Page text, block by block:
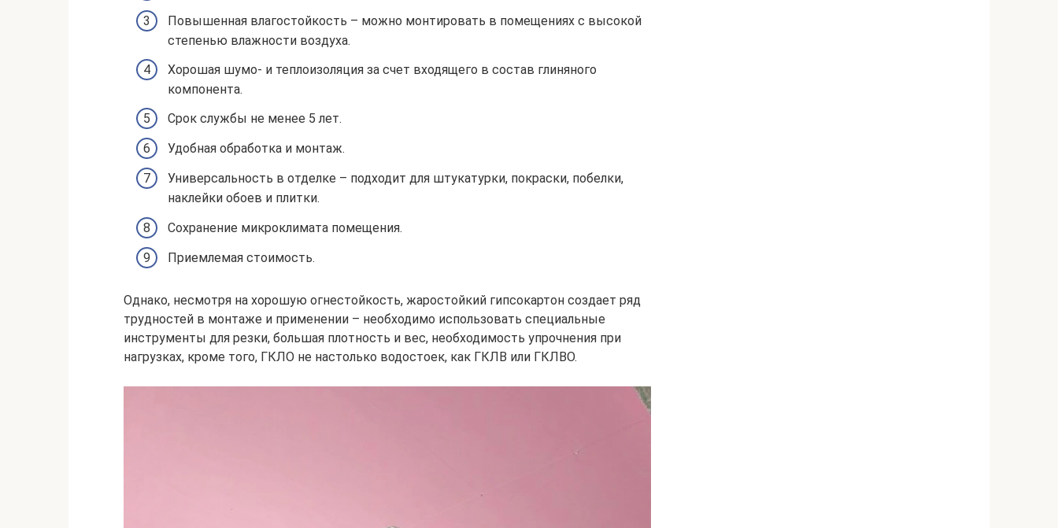
Повышенная влагостойкость – можно монтировать в помещениях с высокой
степенью влажности воздуха.
Хорошая шумо- и теплоизоляция за счет входящего в состав глиняного
компонента.
Срок службы не менее 5 лет.
Удобная обработка и монтаж.
Универсальность в отделке – подходит для штукатурки, покраски, побелки,
наклейки обоев и плитки.
Сохранение микроклимата помещения.
Приемлемая стоимость.
Однако, несмотря на хорошую огнестойкость, жаростойкий гипсокартон создает ряд
трудностей в монтаже и применении – необходимо использовать специальные
инструменты для резки, большая плотность и вес, необходимость упрочнения при
нагрузках, кроме того, ГКЛО не настолько водостоек, как ГКЛВ или ГКЛВО.